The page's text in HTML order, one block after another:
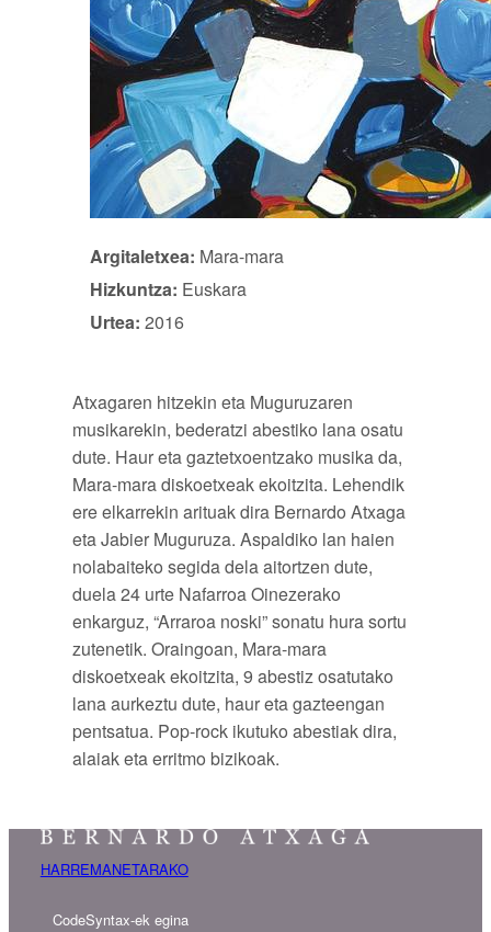
Argitaletxea: Mara-mara
Hizkuntza: Euskara
Urtea: 2016
Atxagaren hitzekin eta Muguruzaren
musikarekin, bederatzi abestiko lana osatu
dute. Haur eta gaztetxoentzako musika da,
Mara-mara diskoetxeak ekoitzita. Lehendik
ere elkarrekin arituak dira Bernardo Atxaga
eta Jabier Muguruza. Aspaldiko lan haien
nolabaiteko segida dela aitortzen dute,
duela 24 urte Nafarroa Oinezerako
enkarguz, “Arraroa noski” sonatu hura sortu
zutenetik. Oraingoan, Mara-mara
diskoetxeak ekoitzita, 9 abestiz osatutako
lana aurkeztu dute, haur eta gazteengan
pentsatua. Pop-rock ikutuko abestiak dira,
alaiak eta erritmo bizikoak.
HARREMANETARAKO
CodeSyntax-ek egina